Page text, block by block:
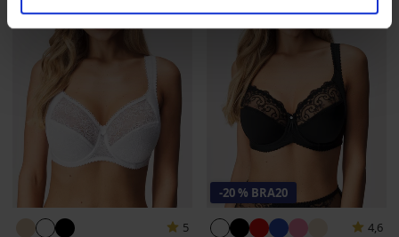
5
-20 % BRA20
4,6